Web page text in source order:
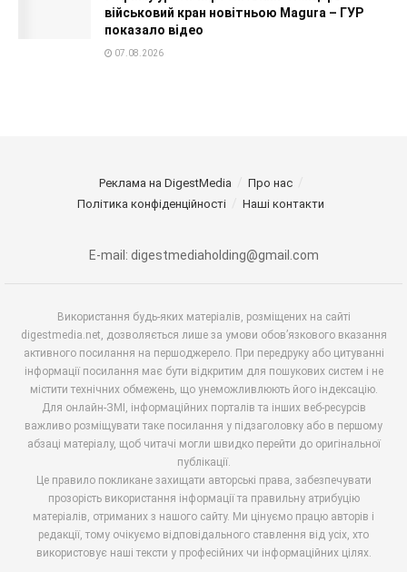
військовий кран новітньою Magura – ГУР
показало відео
07.08.2026
Реклама на DigestMedia
Про нас
Політика конфіденційності
Наші контакти
E-mail: digestmediaholding@gmail.com
Використання будь-яких матеріалів, розміщених на сайті
digestmedia.net, дозволяється лише за умови обов’язкового вказання
активного посилання на першоджерело. При передруку або цитуванні
інформації посилання має бути відкритим для пошукових систем і не
містити технічних обмежень, що унеможливлюють його індексацію.
Для онлайн-ЗМІ, інформаційних порталів та інших веб-ресурсів
важливо розміщувати таке посилання у підзаголовку або в першому
абзаці матеріалу, щоб читачі могли швидко перейти до оригінальної
публікації.
Це правило покликане захищати авторські права, забезпечувати
прозорість використання інформації та правильну атрибуцію
матеріалів, отриманих з нашого сайту. Ми цінуємо працю авторів і
редакції, тому очікуємо відповідального ставлення від усіх, хто
використовує наші тексти у професійних чи інформаційних цілях.